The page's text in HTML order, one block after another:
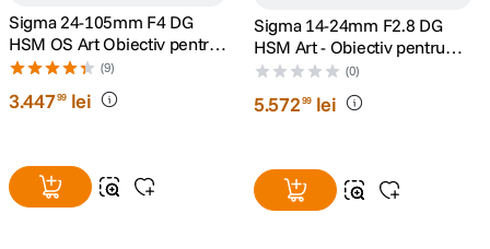
9 . dji mic mini
10 . dji osmo
Sigma 24-105mm F4 DG
HSM OS Art Obiectiv pentru
Nikon FX
(9)
3.44799 lei
Sigma 14-24mm F2.8 DG
HSM Art - Obiectiv pentru
Nikon FX
(0)
5.57299 lei